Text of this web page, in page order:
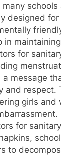
designed
in
for
a message
and respect.
girls
for
to